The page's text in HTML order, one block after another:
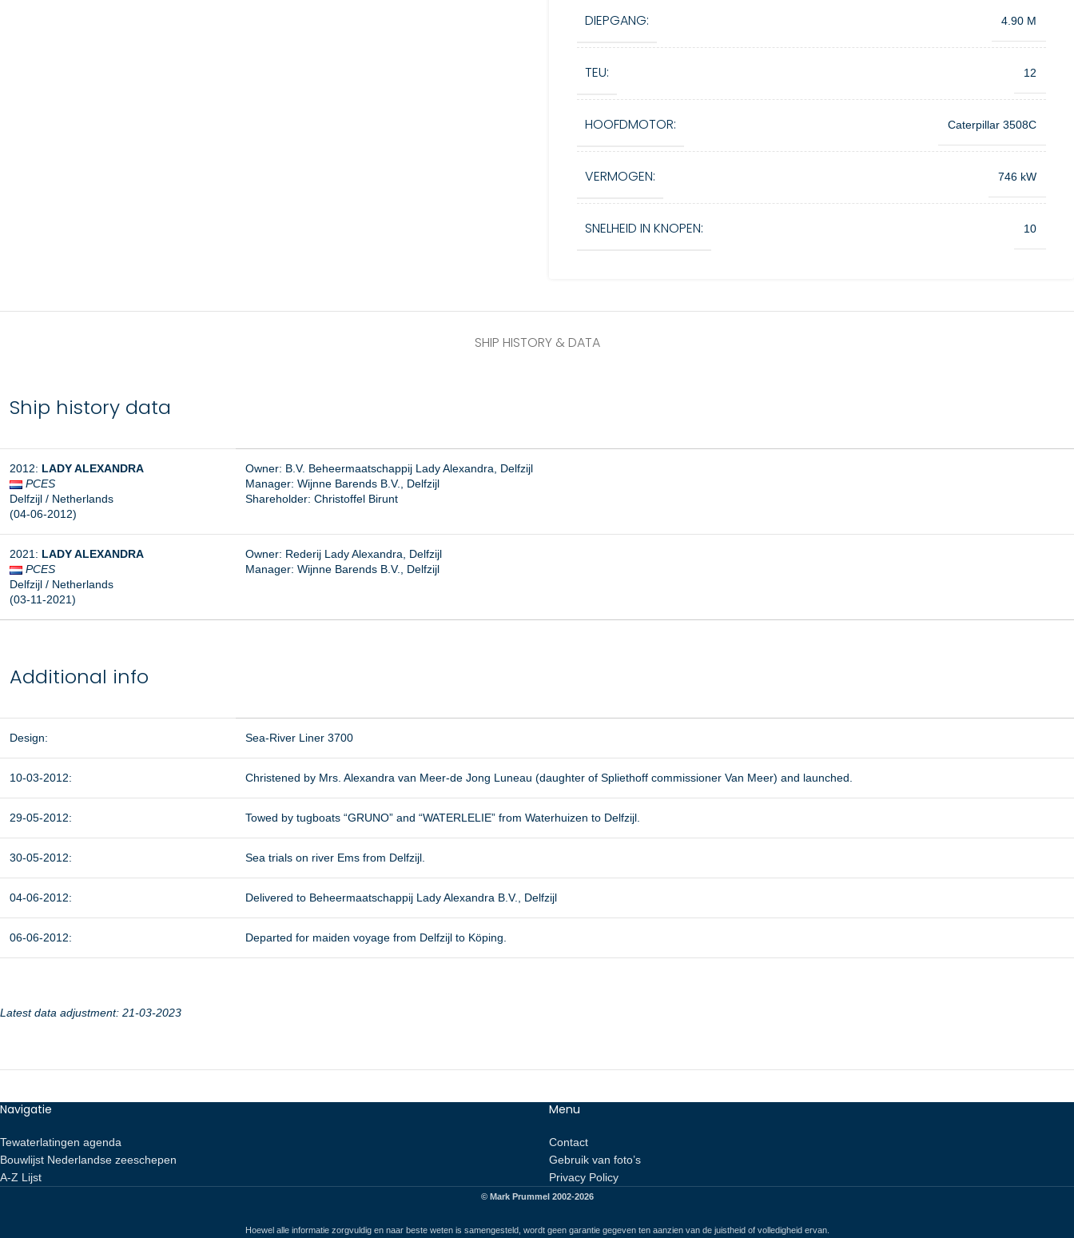
DIEPGANG: 4.90 M
TEU: 12
HOOFDMOTOR: Caterpillar 3508C
VERMOGEN: 746 kW
SNELHEID IN KNOPEN: 10
SHIP HISTORY & DATA
Ship history data
2012: LADY ALEXANDRA
PCES
Delfzijl / Netherlands
(04-06-2012)
Owner: B.V. Beheermaatschappij Lady Alexandra, Delfzijl
Manager: Wijnne Barends B.V., Delfzijl
Shareholder: Christoffel Birunt
2021: LADY ALEXANDRA
PCES
Delfzijl / Netherlands
(03-11-2021)
Owner: Rederij Lady Alexandra, Delfzijl
Manager: Wijnne Barends B.V., Delfzijl
Additional info
Design: Sea-River Liner 3700
10-03-2012: Christened by Mrs. Alexandra van Meer-de Jong Luneau (daughter of Spliethoff commissioner Van Meer) and launched.
29-05-2012: Towed by tugboats “GRUNO” and “WATERLELIE” from Waterhuizen to Delfzijl.
30-05-2012: Sea trials on river Ems from Delfzijl.
04-06-2012: Delivered to Beheermaatschappij Lady Alexandra B.V., Delfzijl
06-06-2012: Departed for maiden voyage from Delfzijl to Köping.
Latest data adjustment: 21-03-2023
Navigatie
Tewaterlatingen agenda
Bouwlijst Nederlandse zeeschepen
A-Z Lijst
Menu
Contact
Gebruik van foto’s
Privacy Policy
© Mark Prummel 2002-2026
Hoewel alle informatie zorgvuldig en naar beste weten is samengesteld, wordt geen garantie gegeven ten aanzien van de juistheid of volledigheid ervan.